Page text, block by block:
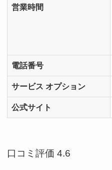
営業時間
電話番号
サービス オプション
公式サイト
口コミ評価 4.6